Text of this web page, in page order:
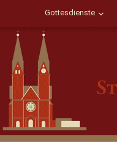
Gottesdienste